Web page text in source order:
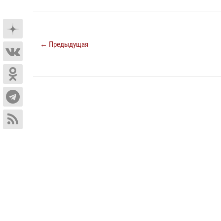
← Предыдущая